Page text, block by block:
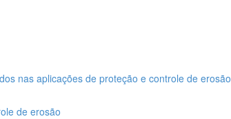
nas aplicações de proteção e controle de erosão
de erosão